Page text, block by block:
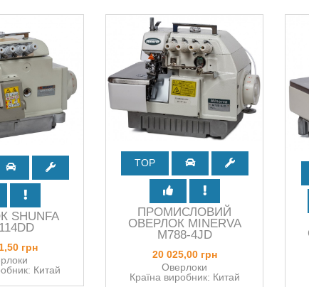
SHUNFA
грн
Китай
TOP
ПРОМИСЛОВИЙ
ОВЕРЛОК MINERVA
M788-4JD
20 025,00 грн
Оверлоки
Країна виробник: Китай